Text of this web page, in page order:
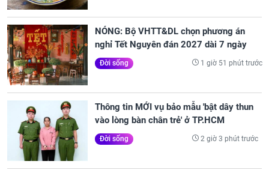
NÓNG: Bộ VHTT&DL chọn phương án
nghỉ Tết Nguyên đán 2027 dài 7 ngày
Đời sống 1 giờ 51 phút trước
Thông tin MỚI vụ bảo mẫu 'bật dây thun
vào lòng bàn chân trẻ' ở TP.HCM
Đời sống 2 giờ 3 phút trước